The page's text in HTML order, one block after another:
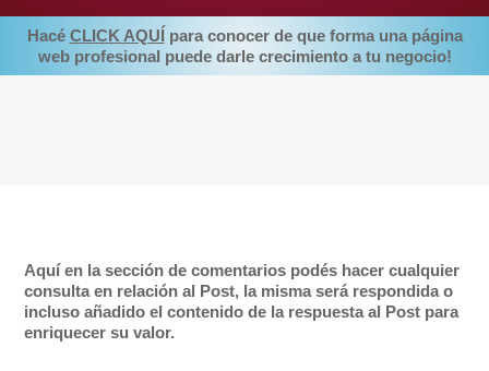
Hacé CLICK AQUÍpara conocer de que forma una página
web profesional puede darle crecimiento a tu negocio!
Aquí en la sección de comentarios podés hacer cualquier
consulta en relación al Post, la misma será respondida o
incluso añadido el contenido de la respuesta al Post para
enriquecer su valor.